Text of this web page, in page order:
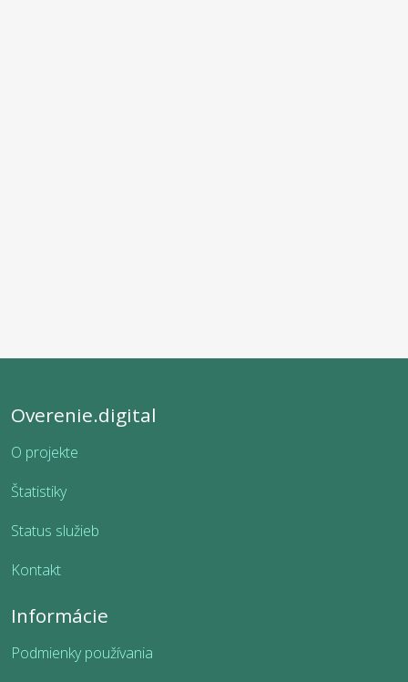
Overenie.digital
O projekte
Štatistiky
Status služieb
Kontakt
Informácie
Podmienky používania